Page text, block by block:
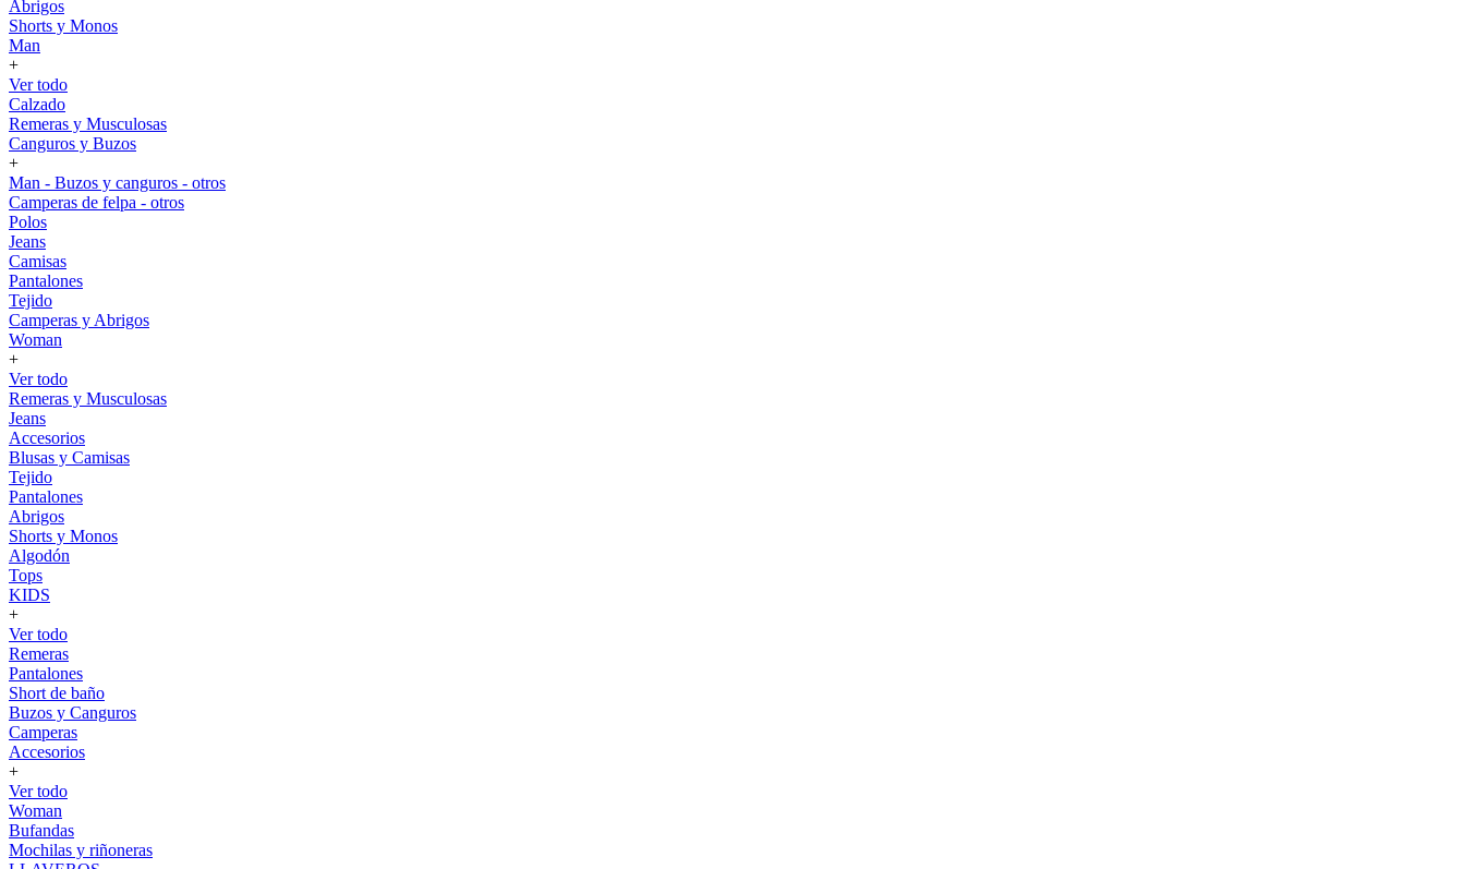
Abrigos
Shorts y Monos
Man
+
Ver todo
Calzado
Remeras y Musculosas
Canguros y Buzos
+
Man - Buzos y canguros - otros
Camperas de felpa - otros
Polos
Jeans
Camisas
Pantalones
Tejido
Camperas y Abrigos
Woman
+
Ver todo
Remeras y Musculosas
Jeans
Accesorios
Blusas y Camisas
Tejido
Pantalones
Abrigos
Shorts y Monos
Algodón
Tops
KIDS
+
Ver todo
Remeras
Pantalones
Short de baño
Buzos y Canguros
Camperas
Accesorios
+
Ver todo
Woman
Bufandas
Mochilas y riñoneras